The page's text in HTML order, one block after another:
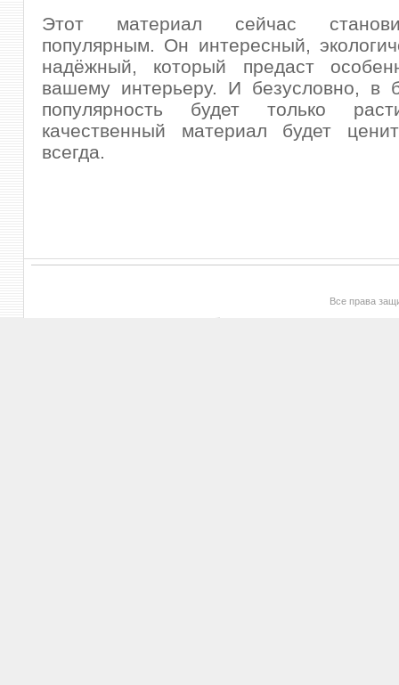
Этот материал сейчас
популярным. Он интересный,
надёжный, который предаст
вашему интерьеру. И безусловно, в
популярность будет только
качественный материал будет
всегда.
Все права